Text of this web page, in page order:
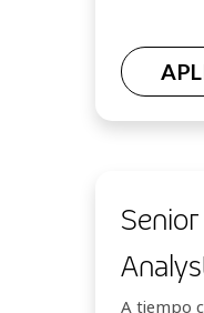
A tiempo